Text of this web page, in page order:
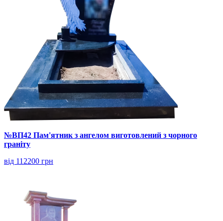
№ВП42 Пам'ятник з ангелом виготовлений з чорного
граніту
від 112200 грн